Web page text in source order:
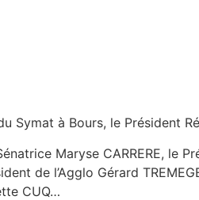
Symat à Bours, le Président
Maryse CARRERE, le
de l’Agglo Gérard
CUQ…